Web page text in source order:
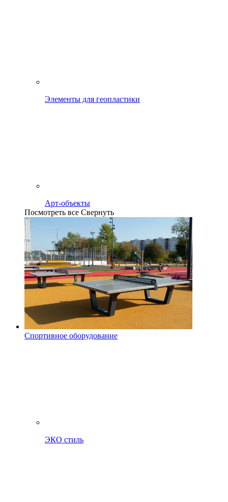
Элементы для геопластики
Арт-объекты
Посмотреть все Свернуть
Спортивное оборудование
ЭКО стиль